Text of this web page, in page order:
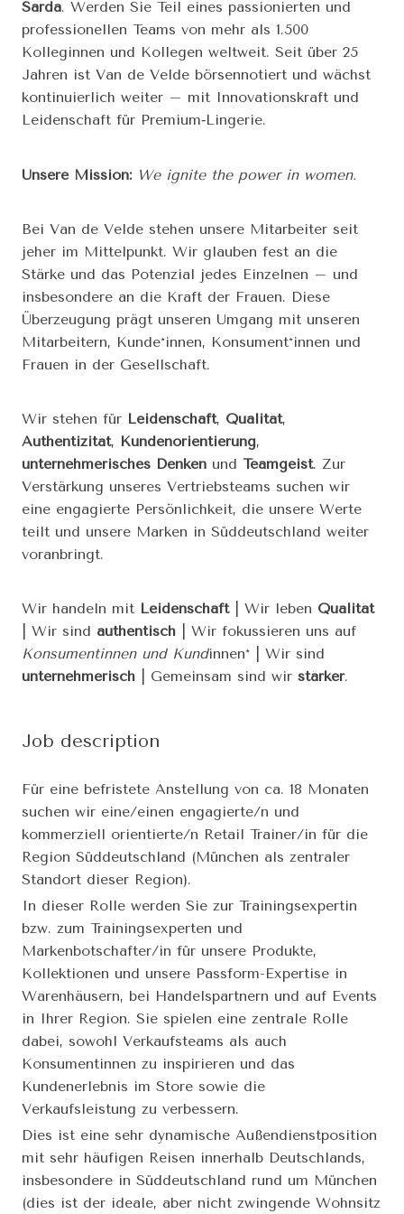
Sarda. Werden Sie Teil eines passionierten und
professionellen Teams von mehr als 1.500
Kolleginnen und Kollegen weltweit. Seit über 25
Jahren ist Van de Velde börsennotiert und wächst
kontinuierlich weiter – mit Innovationskraft und
Leidenschaft für Premium‑Lingerie.
Unsere Mission: We ignite the power in women.
Bei Van de Velde stehen unsere Mitarbeiter seit
jeher im Mittelpunkt. Wir glauben fest an die
Stärke und das Potenzial jedes Einzelnen – und
insbesondere an die Kraft der Frauen. Diese
Überzeugung prägt unseren Umgang mit unseren
Mitarbeitern, Kunde*innen, Konsument*innen und
Frauen in der Gesellschaft.
Wir stehen für Leidenschaft, Qualität,
Authentizität, Kundenorientierung,
unternehmerisches Denken und Teamgeist. Zur
Verstärkung unseres Vertriebsteams suchen wir
eine engagierte Persönlichkeit, die unsere Werte
teilt und unsere Marken in Süddeutschland weiter
voranbringt.
Wir handeln mit Leidenschaft| Wir leben Qualität
| Wir sind authentisch | Wir fokussieren uns auf
Konsumentinnen und Kundinnen* | Wir sind
unternehmerisch | Gemeinsam sind wir stärker.
Job description
Für eine befristete Anstellung von ca. 18 Monaten
suchen wir eine/einen engagierte/n und
kommerziell orientierte/n Retail Trainer/in für die
Region Süddeutschland (München als zentraler
Standort dieser Region).
In dieser Rolle werden Sie zur Trainingsexpertin
bzw. zum Trainingsexperten und
Markenbotschafter/in für unsere Produkte,
Kollektionen und unsere Passform-Expertise in
Warenhäusern, bei Handelspartnern und auf Events
in Ihrer Region. Sie spielen eine zentrale Rolle
dabei, sowohl Verkaufsteams als auch
Konsumentinnen zu inspirieren und das
Kundenerlebnis im Store sowie die
Verkaufsleistung zu verbessern.
Dies ist eine sehr dynamische Außendienstposition
mit sehr häufigen Reisen innerhalb Deutschlands,
insbesondere in Süddeutschland rund um München
(dies ist der ideale, aber nicht zwingende Wohnsitz